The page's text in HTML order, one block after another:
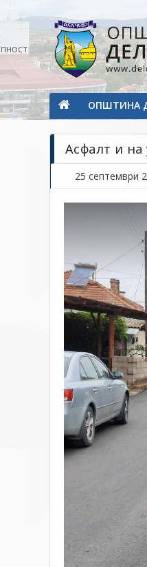
Општина Делчево
Општина Делчево
ОПШТИНА
Асфалт и
25 септември